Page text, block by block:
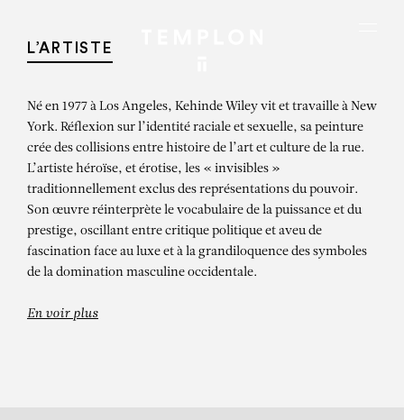
L’ARTISTE
Né en 1977 à Los Angeles, Kehinde Wiley vit et travaille à New
York. Réflexion sur l’identité raciale et sexuelle, sa peinture
crée des collisions entre histoire de l’art et culture de la rue.
L’artiste héroïse, et érotise, les « invisibles »
traditionnellement exclus des représentations du pouvoir.
Son œuvre réinterprète le vocabulaire de la puissance et du
prestige, oscillant entre critique politique et aveu de
fascination face au luxe et à la grandiloquence des symboles
de la domination masculine occidentale.
En voir plus